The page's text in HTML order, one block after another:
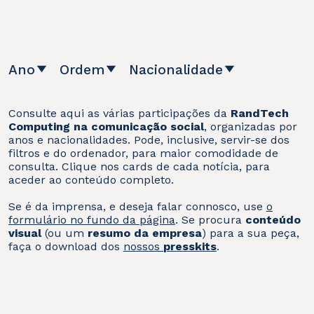
Ano
2025
2024
2023
2022
Ordem
Mais antigo
Nacionalidade
Brasil
Espanha
Consulte aqui as várias participações da RandTech
Computing na comunicação social, organizadas por
anos e nacionalidades. Pode, inclusive, servir-se dos
filtros e do ordenador, para maior comodidade de
consulta. Clique nos cards de cada notícia, para
aceder ao conteúdo completo.
Se é da imprensa, e deseja falar connosco, use o
formulário no fundo da página. Se procura conteúdo
visual(ou um resumo da empresa) para a sua peça,
faça o download dos nossos presskits.